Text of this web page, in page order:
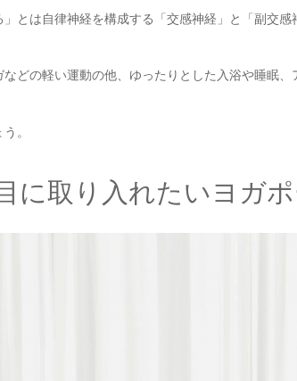
とは自律神経を構成する「交感神経」と「副交感
どの軽い運動の他、ゆったりとした入浴や睡眠、
。
に取り入れたいヨガ